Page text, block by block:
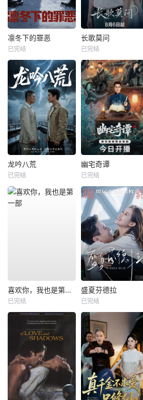
凛冬下的罪恶
已完结
长歌莫问
已完结
龙吟八荒
已完结
幽宅奇谭
已完结
喜欢你，我也是第一部
已完结
盛夏芬德拉
已完结